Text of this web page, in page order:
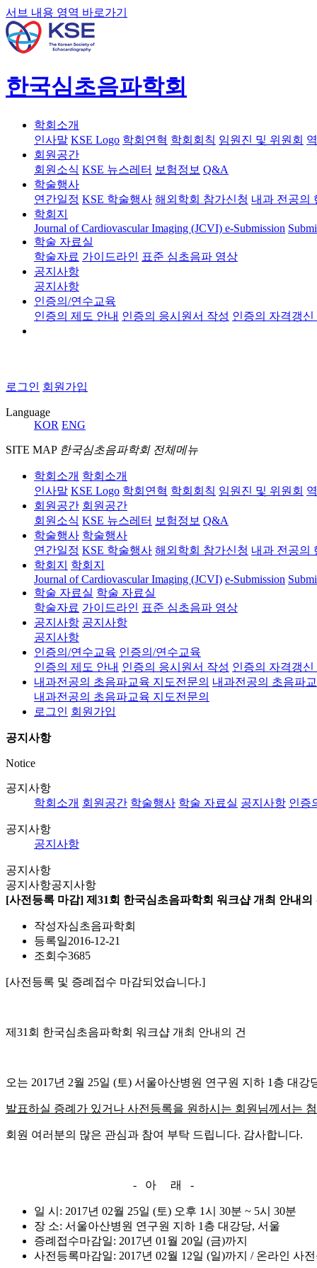
서브 내용 영역 바로가기
한국심초음파학회
학회소개
인사말 KSE Logo 학회연혁 학회회칙 임원진 및 위원회
회원공간
회원소식 KSE 뉴스레터 보험정보 Q&A
학술행사
연간일정 KSE 학술행사 해외학회 참가신청 내과 전공의
학회지
Journal of Cardiovascular Imaging (JCVI) e-Submission
학술 자료실
학술자료 가이드라인 표준 심초음파 영상
공지사항
공지사항
인증의/연수교육
인증의 제도 안내 인증의 응시원서 작성 인증의 자격갱신
로그인 회원가입
Language
KOR ENG
SITE MAP 한국심초음파학회 전체메뉴
학회소개 학회소개
인사말 KSE Logo 학회연혁 학회회칙 임원진 및 위원회
회원공간 회원공간
회원소식 KSE 뉴스레터 보험정보 Q&A
학술행사 학술행사
연간일정 KSE 학술행사 해외학회 참가신청 내과 전공의
학회지
학회지
Journal of Cardiovascular Imaging (JCVI) e-Submission
학술 자료실 학술 자료실
학술자료 가이드라인 표준 심초음파 영상
공지사항 공지사항
공지사항
인증의/연수교육 인증의/연수교육
인증의 제도 안내 인증의 응시원서 작성 인증의 자격갱신
내과전공의 초음파교육 지도전문의 내과전공의 초음파
내과전공의 초음파교육 지도전문의
로그인 회원가입
공지사항
Notice
공지사항
학회소개 회원공간 학술행사 학술 자료실 공지사항 인증
공지사항
공지사항
공지사항
공지사항공지사항
[사전등록 마감] 제31회 한국심초음파학회 워크샵 개최 안내의
작성자심초음파학회
등록일2016-12-21
조회수3685
[사전등록 및 증례접수 마감되었습니다.]
제31회 한국심초음파학회 워크샵 개최 안내의 건
오는 2017년 2월 25일 (토) 서울아산병원 연구원 지하 1층 대
발표하실 증례가 있거나 사전등록을 원하시는 회원님께서는
회원 여러분의 많은 관심과 참여 부탁 드립니다. 감사합니다.
- 아 래 -
일 시: 2017년 02월 25일 (토) 오후 1시 30분 ~ 5시 30분
장 소: 서울아산병원 연구원 지하 1층 대강당, 서울
증례접수마감일: 2017년 01월 20일 (금)까지
사전등록마감일: 2017년 02월 12일 (일)까지 / 온라인 사